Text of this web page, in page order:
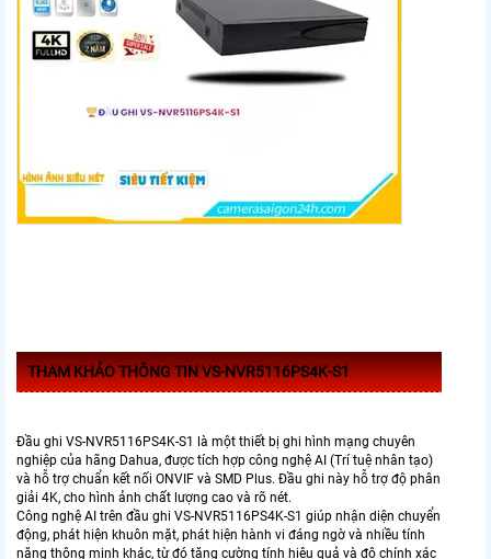
THAM KHẢO THÔNG TIN VS-NVR5116PS4K-S1
Đầu ghi VS-NVR5116PS4K-S1 là một thiết bị ghi hình mạng chuyên
nghiệp của hãng Dahua, được tích hợp công nghệ AI (Trí tuệ nhân tạo)
và hỗ trợ chuẩn kết nối ONVIF và SMD Plus. Đầu ghi này hỗ trợ độ phân
giải 4K, cho hình ảnh chất lượng cao và rõ nét.
Công nghệ AI trên đầu ghi VS-NVR5116PS4K-S1 giúp nhận diện chuyển
động, phát hiện khuôn mặt, phát hiện hành vi đáng ngờ và nhiều tính
năng thông minh khác, từ đó tăng cường tính hiệu quả và độ chính xác